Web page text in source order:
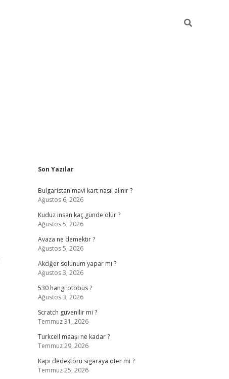
Sidebar
Son Yazılar
Bulgaristan mavi kart nasıl alınır ?
Ağustos 6, 2026
Kuduz insan kaç günde ölür ?
Ağustos 5, 2026
Avaza ne demektir ?
Ağustos 5, 2026
Akciğer solunum yapar mı ?
Ağustos 3, 2026
530 hangi otobüs ?
Ağustos 3, 2026
Scratch güvenilir mi ?
Temmuz 31, 2026
Turkcell maaşı ne kadar ?
Temmuz 29, 2026
Kapı dedektörü sigaraya öter mi ?
Temmuz 25, 2026
betcivdcasino mobil giriş